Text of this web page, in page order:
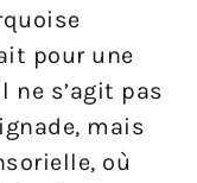
pour une
ne s’agit pas
mais
où